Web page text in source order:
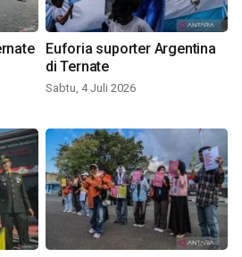
Euforia suporter Argentina
di Ternate
Sabtu, 4 Juli 2026